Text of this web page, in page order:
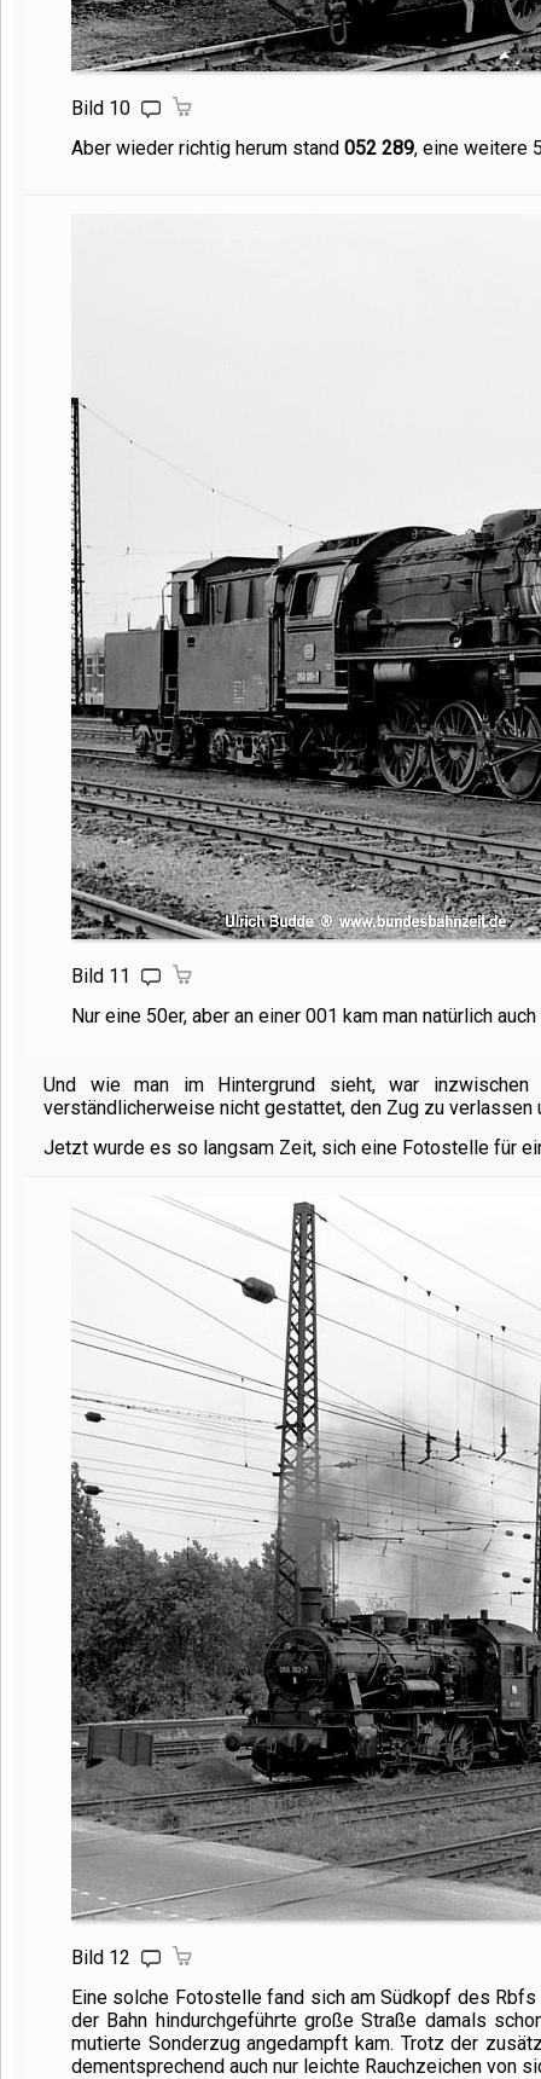
Bild 10
Aber wieder richtig herum stand 052 289, eine weitere
Bild 11
Nur eine 50er, aber an einer 001 kam man natürlich
Und wie man im Hintergrund sieht, war
verständlicherweise nicht gestattet, den Zug zu verlassen
Jetzt wurde es so langsam Zeit, sich eine Fotostelle für
Bild 12
Eine solche Fotostelle fand sich am Südkopf des
der Bahn hindurchgeführte große Straße damals
mutierte Sonderzug angedampft kam. Trotz der
dementsprechend auch nur leichte Rauchzeichen von